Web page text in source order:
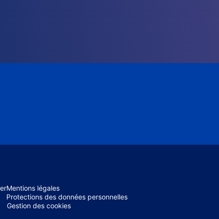
Mentions légales
Protections des données personnelles
Gestion des cookies